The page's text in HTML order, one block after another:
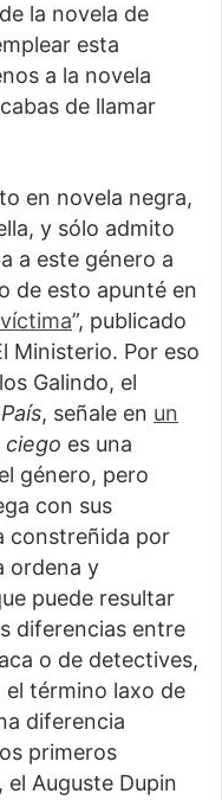
la novela de
esta
a la novela
de llamar
en novela negra,
y sólo admito
a este género a
de esto apunté en
”, publicado
Ministerio. Por eso
Galindo, el
, señale en un
ciego es una
género, pero
con sus
constreñida por
ordena y
puede resultar
diferencias entre
o de detectives,
el término laxo de
diferencia
primeros
el Auguste Dupin